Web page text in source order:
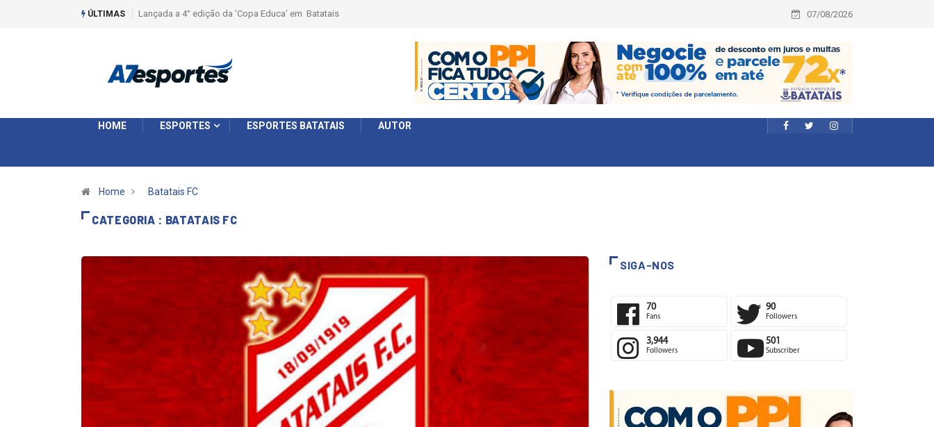
ÚLTIMAS Liga 2026: Equipes rompem com a LABE na Série Ouro e entidade define a 2° fase, times e formato 07/08/2026
HOME ESPORTES ESPORTES BATATAIS AUTOR
Home Batatais FC
CATEGORIA : BATATAIS FC
SIGA-NOS
70
Fans
90
Followers
3,944
Followers
501
Subscriber